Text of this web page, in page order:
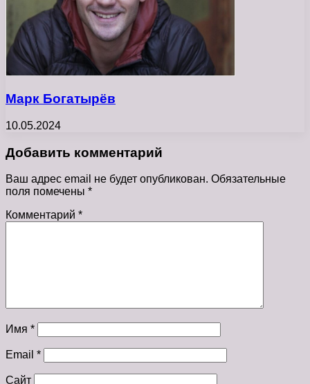
Марк Богатырёв
10.05.2024
Добавить комментарий
Ваш адрес email не будет опубликован. Обязательные
поля помечены *
Комментарий *
Имя *
Email *
Сайт